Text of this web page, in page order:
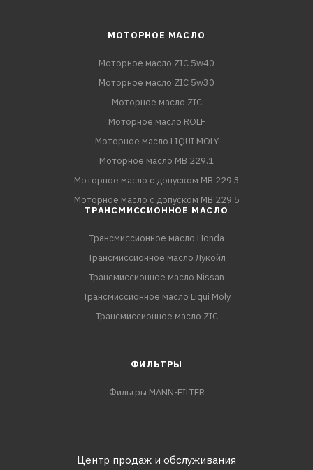
МОТОРНОЕ МАСЛО
Моторное масло ZIC 5w40
Моторное масло ZIC 5w30
Моторное масло ZIC
Моторное масло ROLF
Моторное масло LIQUI MOLY
Моторное масло MB 229.1
Моторное масло с допуском MB 229.3
Моторное масло с допуском MB 229.5
ТРАНСМИССИОННОЕ МАСЛО
Трансмиссионное масло Honda
Трансмиссионное масло Лукойл
Трансмиссионное масло Nissan
Трансмиссионное масло Liqui Moly
Трансмиссионное масло ZIC
ФИЛЬТРЫ
Фильтры MANN-FILTER
Центр продаж и обслуживания